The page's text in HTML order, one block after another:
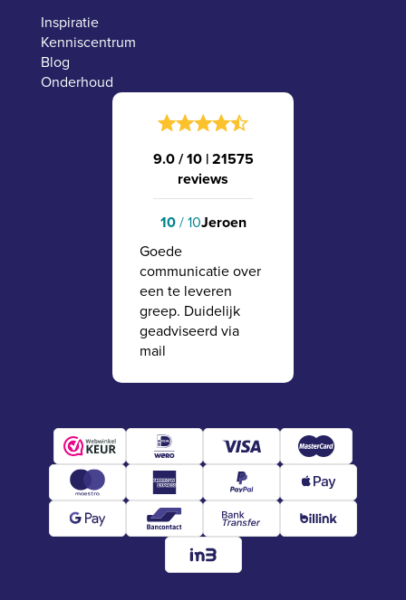
Inspiratie
Kenniscentrum
Blog
Onderhoud
9.0 / 10 |21575
reviews
10/ 10Jeroen
Goede
communicatie over
een te leveren
greep. Duidelijk
geadviseerd via
mail